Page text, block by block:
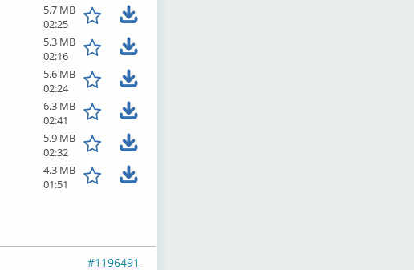
5.7 MB
02:25
5.3 MB
02:16
5.6 MB
02:24
6.3 MB
02:41
5.9 MB
02:32
4.3 MB
01:51
#1196491